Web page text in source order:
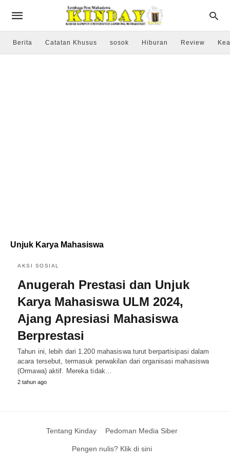
Berita Catatan Khusus sosok Hiburan Review
Unjuk Karya Mahasiswa
AKSI SOSIAL
Anugerah Prestasi dan Unjuk
Karya Mahasiswa ULM 2024,
Ajang Apresiasi Mahasiswa
Berprestasi
Tahun ini, lebih dari 1.200 mahasiswa turut berpartisipasi dalam
acara tersebut, termasuk perwakilan dari organisasi mahasiswa
(Ormawa) aktif. Mereka tidak…
2 tahun ago
Tentang Kinday Pedoman Media Siber
Pengen nulis? Klik di sini